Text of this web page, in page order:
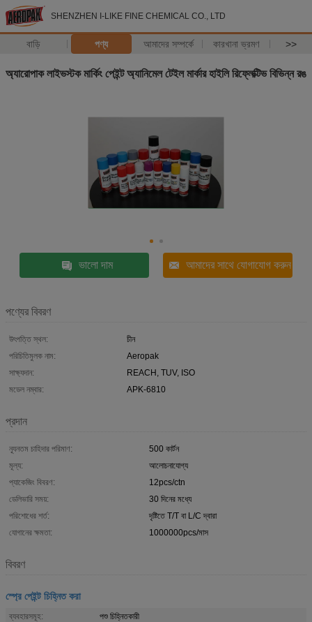
SHENZHEN I-LIKE FINE CHEMICAL CO., LTD
বাড়ি পণ্য আমাদের সম্পর্কে কারখানা ভ্রমণ >>
অ্যারোপাক লাইভস্টক মার্কিং পেইন্ট অ্যানিমেল টেইল মার্কার হাইলি রিফ্লেক্টিভ বিভিন্ন রঙ
ভালো দাম আমাদের সাথে যোগাযোগ করুন
পণ্যের বিবরণ
উৎপত্তি স্থল:
চীন
পরিচিতিমুলক নাম:
Aeropak
সাক্ষ্যদান:
REACH, TUV, ISO
মডেল নম্বার:
APK-6810
প্রদান
ন্যূনতম চাহিদার পরিমাণ:
500 কার্টন
মূল্য:
আলোচনাযোগ্য
প্যাকেজিং বিবরণ:
12pcs/ctn
ডেলিভারি সময়:
30 দিনের মধ্যে
পরিশোধের শর্ত:
দৃষ্টিতে T/T বা L/C দ্বারা
যোগানের ক্ষমতা:
1000000pcs/মাস
বিবরণ
স্প্রে পেইন্ট চিহ্নিত করা
ব্যবহারসমূহ:
পশু চিহ্নিতকারী